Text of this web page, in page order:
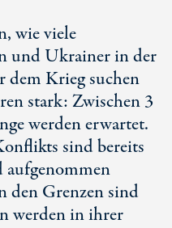
wie viele
und Ukrainer in der
dem Krieg suchen
stark: Zwischen 3
werden erwartet.
sind bereits
den Grenzen sind
werden in ihrer